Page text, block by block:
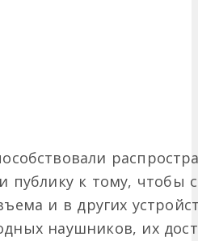
публику к тому, чтобы
и в других
наушников, их